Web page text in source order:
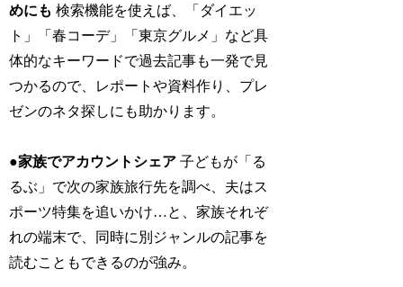
めにも 検索機能を使えば、「ダイエッ
ト」「春コーデ」「東京グルメ」など具
体的なキーワードで過去記事も一発で見
つかるので、レポートや資料作り、プレ
ゼンのネタ探しにも助かります。
●家族でアカウントシェア 子どもが「る
るぶ」で次の家族旅行先を調べ、夫はス
ポーツ特集を追いかけ…と、家族それぞ
れの端末で、同時に別ジャンルの記事を
読むこともできるのが強み。